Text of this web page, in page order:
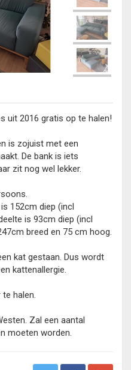
uit 2016 gratis op te halen!
is zojuist met een
De bank is iets
zit nog wel lekker.
152cm diep (incl
is 93cm diep (incl
breed en 75 cm hoog.
kat gestaan. Dus wordt
kattenallergie.
halen.
Zal een aantal
moeten worden.